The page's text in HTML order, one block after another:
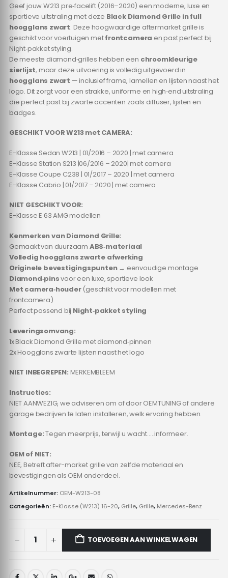
Geef jouw W213 pre‑facelift (2016–2020) een moderne, luxe en
sportieve uitstraling met deze Black Diamond Grille in full
hoogglans zwart. Deze hoogwaardige aftermarket grille is
geschikt voor voertuigen metfrontcamera en past perfect bij
Night‑pakket styling.
De meeste diamond‑grilles hebben een chroomkleurige
sierlijst, maar deze uitvoering is volledig uitgevoerd in
hoogglans zwart — inclusief frame, lamellen en lijsten naast het
logo. Dit zorgt voor een strakke, uniforme en high‑end uitstraling
die perfect past bij zwarte accenten zoals diffuser, lijsten en
badges.
GESCHIKT VOOR W213 met CAMERA:
E-Klasse Sedan W213 | 01/2016 – 2020 | met camera
E-Klasse Station S213 |06/2016 – 2020| met camera
E-Klasse Coupe C238 | 01/2017 – 2020 | met camera
E-Klasse Cabrio | 01/2017 – 2020 | met camera
NIET GESCHIKT VOOR:
E-Klasse E 63 AMG modellen
Kenmerken van Diamond Grille:
Gemaakt van duurzaam ABS‑materiaal
Volledig hoogglans zwarte afwerking
Originele bevestigingspunten→ eenvoudige montage
Diamond‑pinsvoor een luxe, sportieve look
Met camera‑houder(geschikt voor modellen met
frontcamera)
Perfect passend bij Night‑pakket styling
Leveringsomvang:
1x Black Diamond Grille met diamond‑pinnen
2x Hoogglans zwarte lijsten naast het logo
NIET INBEGREPEN: MERKEMBLEEM
Instructies:
NIET AANWEZIG, we adviseren om of door OEMTUNING of andere
garage bedrijven te laten installeren, welk ervaring hebben.
Montage:Tegen meerprijs, terwijl u wacht…..informeer.
OEM of NIET:
NEE, Betreft after-market grille van zelfde materiaal en
bevestigingen als OEM onderdeel.
Artikelnummer: OEM-W213-08
Categorieën: E-Klasse (W213) 16-20, Grille, Grille, Mercedes-Benz
TOEVOEGEN AAN WINKELWAGEN